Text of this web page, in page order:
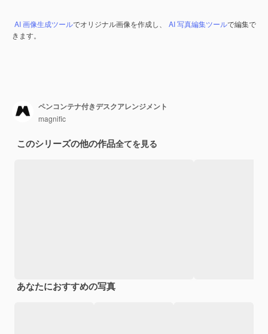
AI 画像生成ツールでオリジナル画像を作成し、 AI 写真編集ツールで編集で
きます。
ペンコンテナ付きデスクアレンジメント
magnific
このシリーズの他の作品全てを見る
あなたにおすすめの写真